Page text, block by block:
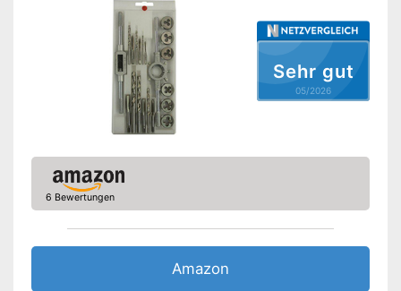
Sehr gut
05/2026
6 Bewertungen
Amazon